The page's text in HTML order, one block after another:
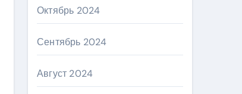
Октябрь 2024
Сентябрь 2024
Август 2024